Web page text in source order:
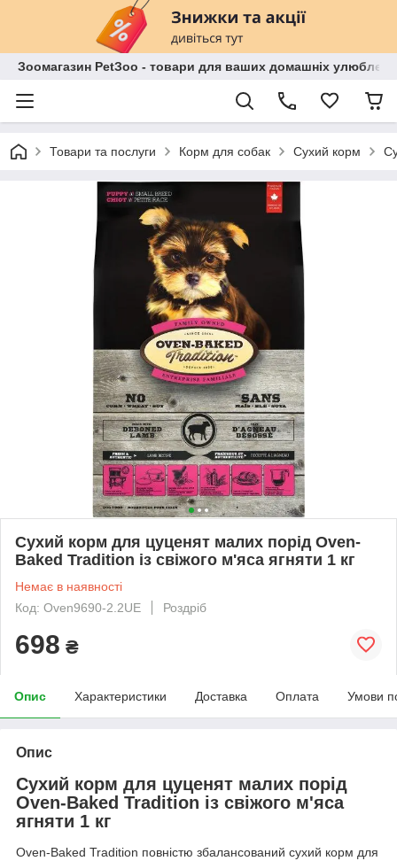
Зоомагазин PetЗoo - товари для ваших домашніх
Товари та послуги Корм для собак Сухий корм
Сухий корм для цуценят малих порід Oven-
Baked Tradition із свіжого м'яса ягняти 1 кг
Немає в наявності
Код: Oven9690-2.2UE
Роздріб
698 ₴
Опис Характеристики Доставка Оплата Умови
Опис
Сухий корм для цуценят малих порід
Oven-Baked Tradition із свіжого м'яса
ягняти 1 кг
Oven-Baked Tradition повністю збалансований сухий корм для